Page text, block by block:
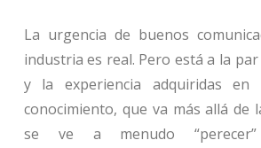
La urgencia de buenos
industria es real. Pero está a la
y la experiencia adquiridas en
conocimiento, que va más allá de
se ve a menudo